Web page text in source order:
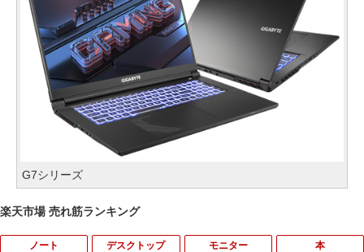
G7シリーズ
楽天市場 売れ筋ランキング
ノート デスクトップ モニター 本